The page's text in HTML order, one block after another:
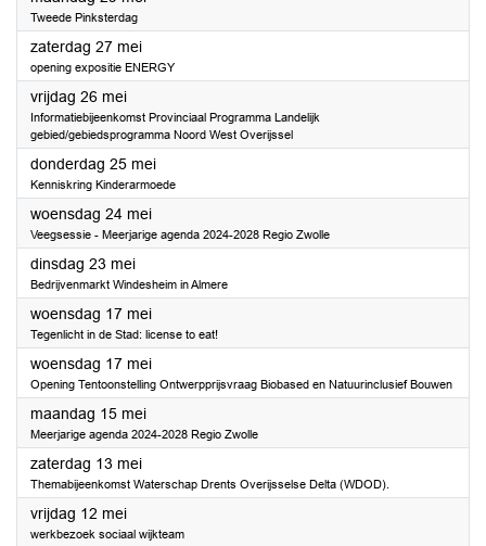
Tweede Pinksterdag
zaterdag 27 mei2023
opening expositie ENERGY
vrijdag 26 mei2023
Informatiebijeenkomst Provinciaal Programma Landelijk
gebied/gebiedsprogramma Noord West Overijssel
donderdag 25 mei2023
Kenniskring Kinderarmoede
woensdag 24 mei2023
Veegsessie - Meerjarige agenda 2024-2028 Regio Zwolle
dinsdag 23 mei2023
Bedrijvenmarkt Windesheim in Almere
woensdag 17 mei2023
Tegenlicht in de Stad: license to eat!
woensdag 17 mei2023
Opening Tentoonstelling Ontwerpprijsvraag Biobased en Natuurinclusief Bouwen
maandag 15 mei2023
Meerjarige agenda 2024-2028 Regio Zwolle
zaterdag 13 mei2023
Themabijeenkomst Waterschap Drents Overijsselse Delta (WDOD).
vrijdag 12 mei2023
werkbezoek sociaal wijkteam